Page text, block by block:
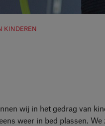
KINDEREN
wij in het gedrag van
weer in bed plassen.